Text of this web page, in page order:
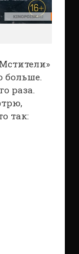
больше.
раза.
так: